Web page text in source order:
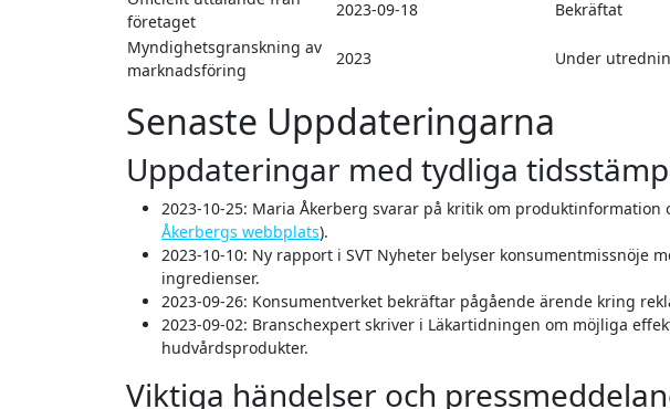
företaget
2023-09-18 Bekräftat
Myndighetsgranskning av
marknadsföring
2023 Under
Senaste Uppdateringarna
Uppdateringar med tydliga
2023-10-25: Maria Åkerberg svarar på kritik om
Åkerbergs webbplats).
2023-10-10: Ny rapport i SVT Nyheter belyser konsumentmissnöje
ingredienser.
2023-09-26: Konsumentverket bekräftar pågående ärende kring
2023-09-02: Branschexpert skriver i Läkartidningen om möjliga
hudvårdsprodukter.
Viktiga händelser och